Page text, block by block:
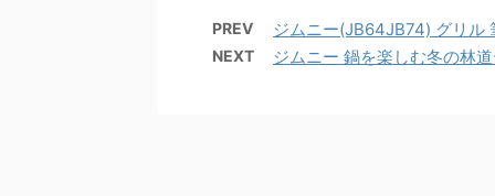
PREV ジムニー(JB64JB74) グリル
NEXT ジムニー 鍋を楽しむ冬の林